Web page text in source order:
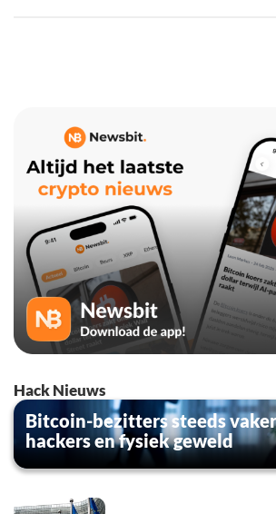
Hack Nieuws
Bitcoin-bezitters steeds
hackers en fysiek geweld